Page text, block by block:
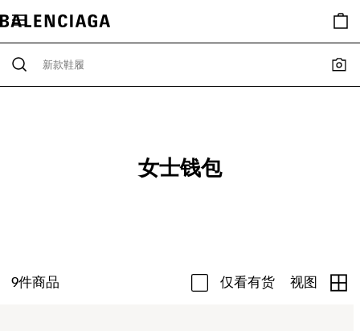
女士钱包
9件商品 仅看有货 视图